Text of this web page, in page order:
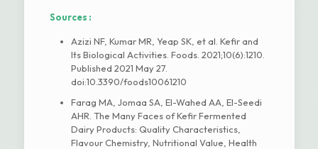
Sources :
Azizi NF, Kumar MR, Yeap SK, et al. Kefir and
Its Biological Activities. Foods. 2021;10(6):1210.
Published 2021 May 27.
doi:10.3390/foods10061210
Farag MA, Jomaa SA, El-Wahed AA, El-Seedi
AHR. The Many Faces of Kefir Fermented
Dairy Products: Quality Characteristics,
Flavour Chemistry, Nutritional Value, Health